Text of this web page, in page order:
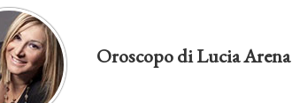
Oroscopo di Lucia Arena